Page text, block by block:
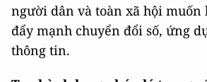
người dân và toàn xã hội muốn
đẩy mạnh chuyển đổi số, ứng
thông tin.